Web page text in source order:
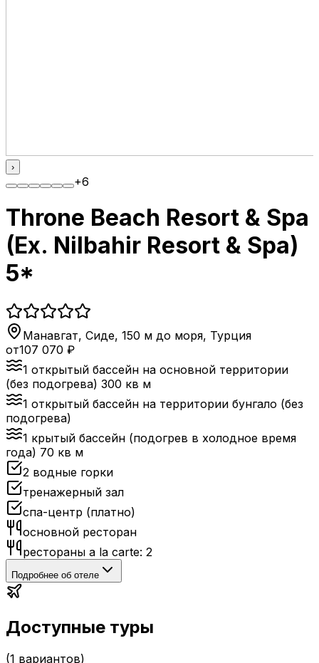
›
+6
Throne Beach Resort & Spa
(Ex. Nilbahir Resort & Spa)
5*
Манавгат, Сиде, 150 м до моря, Турция
от107 070 ₽
1 открытый бассейн на основной территории
(без подогрева) 300 кв м
1 открытый бассейн на территории бунгало (без
подогрева)
1 крытый бассейн (подогрев в холодное время
года) 70 кв м
2 водные горки
тренажерный зал
спа-центр (платно)
основной ресторан
рестораны a la carte: 2
Подробнее об отеле
Доступные туры
(1 вариантов)